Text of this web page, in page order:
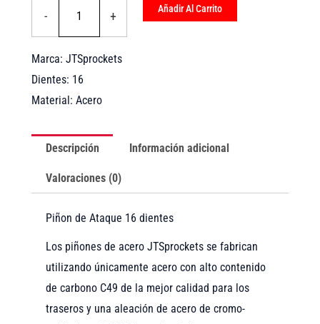
-
Gixxer
-
JTF1263.16
+
Añadir Al Carrito
Marca: JTSprockets
Dientes: 16
Material: Acero
Descripción Información adicional
Valoraciones (0)
Piñon de Ataque 16 dientes
Los piñones de acero JTSprockets se fabrican
utilizando únicamente acero con alto contenido
de carbono C49 de la mejor calidad para los
traseros y una aleación de acero de cromo-